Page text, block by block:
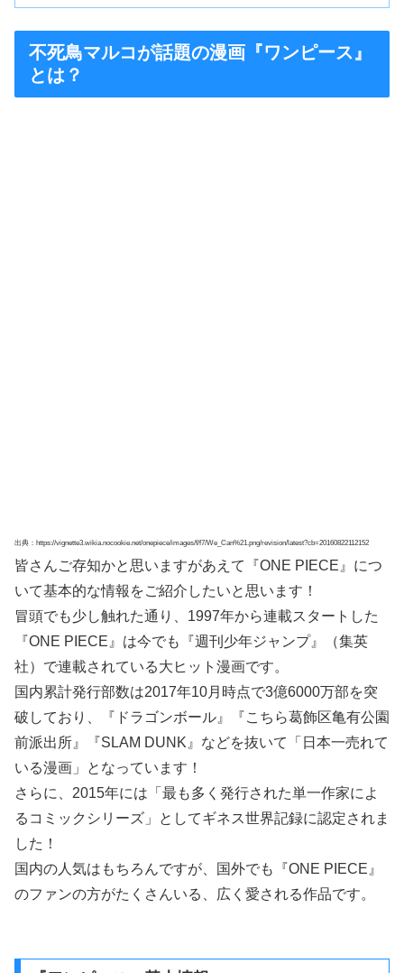
不死鳥マルコが話題の漫画『ワンピース』
とは？
出典：https://vignette3.wikia.nocookie.net/onepiece/images/f/f7/We_Can%21.png/revision/latest?cb=20160822112152
皆さんご存知かと思いますがあえて『ONE PIECE』につ
いて基本的な情報をご紹介したいと思います！
冒頭でも少し触れた通り、1997年から連載スタートした
『ONE PIECE』は今でも『週刊少年ジャンプ』（集英
社）で連載されている大ヒット漫画です。
国内累計発行部数は2017年10月時点で3億6000万部を突
破しており、『ドラゴンボール』『こちら葛飾区亀有公園
前派出所』『SLAM DUNK』などを抜いて「日本一売れて
いる漫画」となっています！
さらに、2015年には「最も多く発行された単一作家によ
るコミックシリーズ」としてギネス世界記録に認定されま
した！
国内の人気はもちろんですが、国外でも『ONE PIECE』
のファンの方がたくさんいる、広く愛される作品です。